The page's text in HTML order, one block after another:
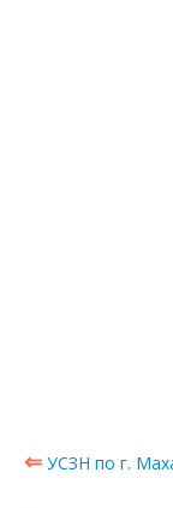
⇐ УСЗН по г.